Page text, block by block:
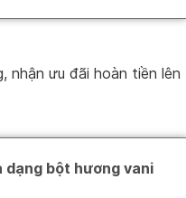
nhận ưu đãi hoàn tiền lên